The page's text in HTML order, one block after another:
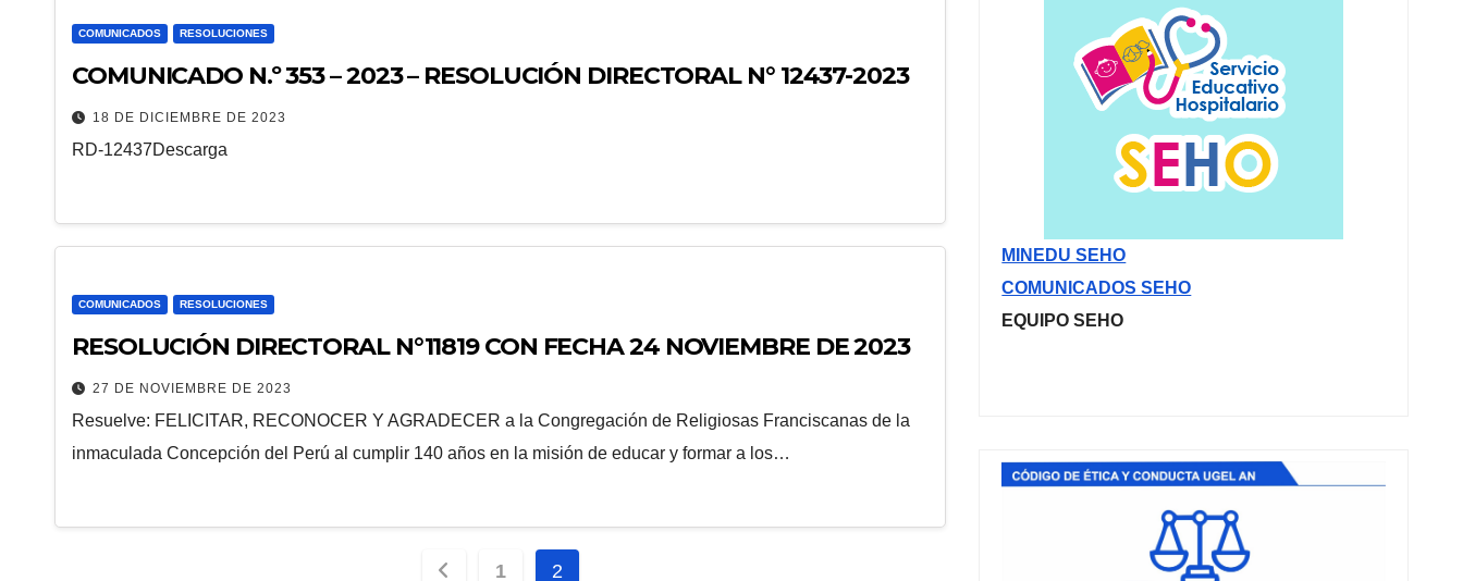
COMUNICADOS RESOLUCIONES
COMUNICADO N.º 353 – 2023 – RESOLUCIÓN DIRECTORAL N° 12437-2023
18 DE DICIEMBRE DE 2023
RD-12437Descarga
COMUNICADOS RESOLUCIONES
RESOLUCIÓN DIRECTORAL N°11819 CON FECHA 24 NOVIEMBRE DE 2023
27 DE NOVIEMBRE DE 2023
Resuelve: FELICITAR, RECONOCER Y AGRADECER a la Congregación de Religiosas Franciscanas de la
inmaculada Concepción del Perú al cumplir 140 años en la misión de educar y formar a los…
Paginación
1 2
MINEDU SEHO
COMUNICADOS SEHO
EQUIPO SEHO